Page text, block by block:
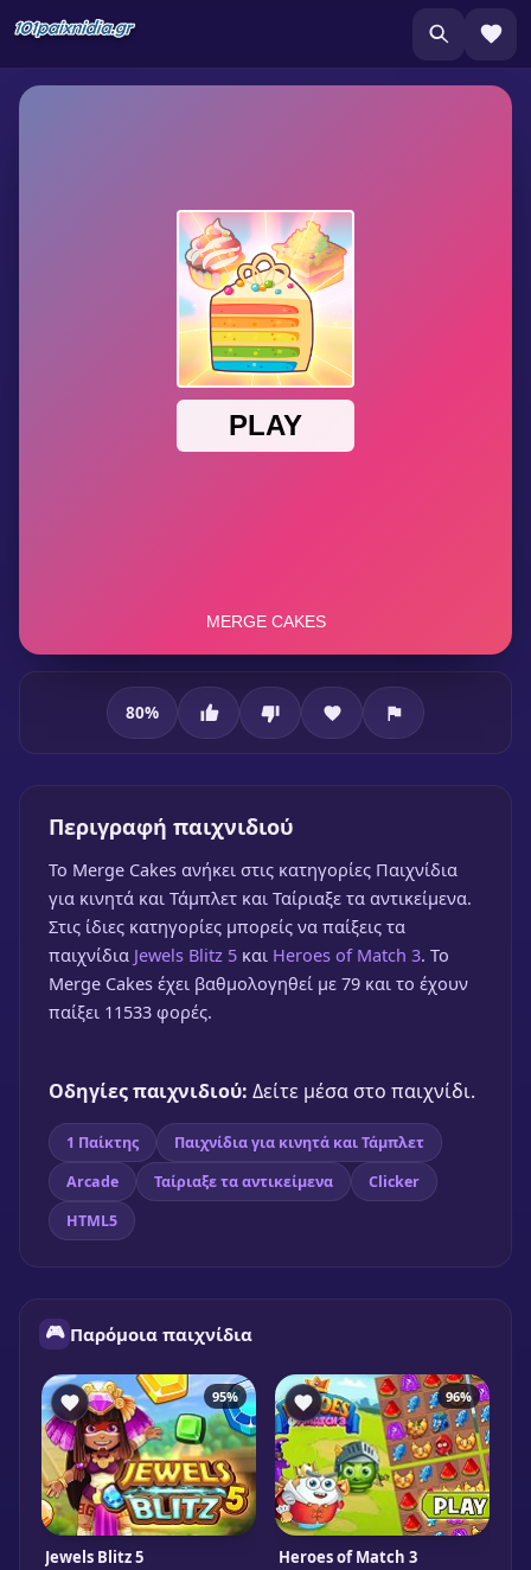
Merge Cakes
★80%🎮 1 Παίκτης
Παίξε δωρεάν
80%
Περιγραφή παιχνιδιού
To Merge Cakes ανήκει στις κατηγορίες Παιχνίδια
για κινητά και Τάμπλετ και Ταίριαξε τα αντικείμενα.
Στις ίδιες κατηγορίες μπορείς να παίξεις τα
παιχνίδια Jewels Blitz 5 και Heroes of Match 3. Το
Merge Cakes έχει βαθμολογηθεί με 79 και το έχουν
παίξει 11533 φορές.
Οδηγίες παιχνιδιού: Δείτε μέσα στο παιχνίδι.
1 Παίκτης
Παιχνίδια για κινητά και Τάμπλετ
Arcade
Ταίριαξε τα αντικείμενα
Clicker
HTML5
🎮 Παρόμοια παιχνίδια
95%
Jewels Blitz 5
96%
Heroes of Match 3